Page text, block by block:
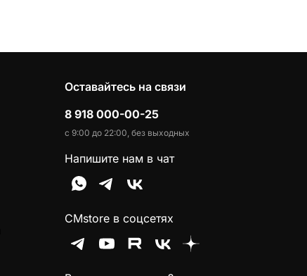
Оставайтесь на связи
8 918 000-00-25
с 9:00 до 22:00, без выходных
Напишите нам в чат
CMstore в соцсетях